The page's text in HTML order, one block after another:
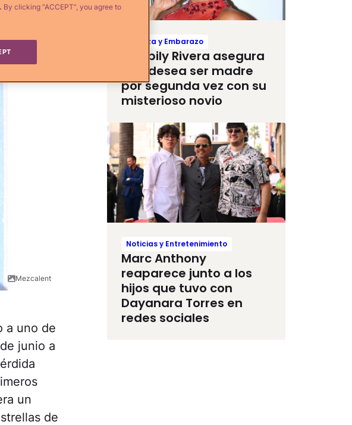
Mezcalent
a uno de
junio a
un
de
Crianza y Embarazo
Maripily Rivera asegura
que desea ser madre
por segunda vez con su
misterioso novio
Noticias y Entretenimiento
Marc Anthony
reaparece junto a los
hijos que tuvo con
Dayanara Torres en
redes sociales
By clicking “ACCEPT”, you agree to